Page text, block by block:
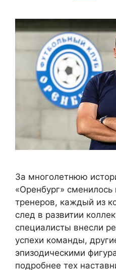
За многолетнюю
«Оренбург»
тренеров, каждый из
след в развитии
специалисты внесли
успехи команды,
эпизодическими
подробнее тех